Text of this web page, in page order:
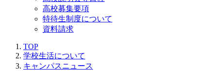
高校募集要項
特待生制度について
資料請求
TOP
学校生活について
キャンパスニュース